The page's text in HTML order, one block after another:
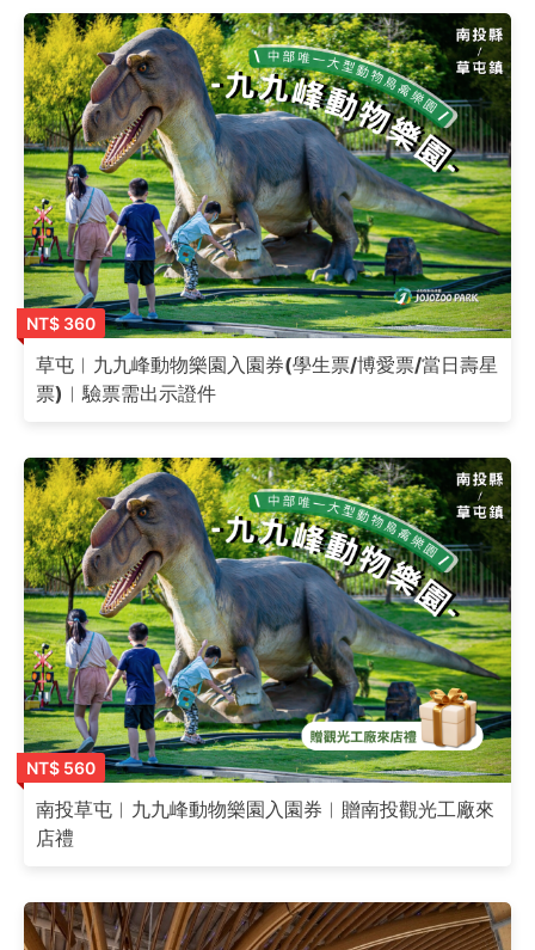
NT$ 360
草屯︱九九峰動物樂園入園券(學生票/博愛票/當日壽星
票)︱驗票需出示證件
NT$ 560
南投草屯︱九九峰動物樂園入園券︱贈南投觀光工廠來
店禮